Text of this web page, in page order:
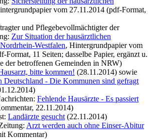
vom 27.11.2014 (pdf-Format,
und Pflegebevollmächtigter der
Zur Situation der hausärztlichen
Westfalen, Hintergrundpapier vom
Format, 11 Seiten; dasselbe Papier, ergänzt u.
der betroffenen Gemeinden in NRW)
bitte kommen! (28.11.2014) sowie
Deutschland - Die Kommunen sind gefragt
Fehlende Hausärzte - Es passiert
22.11.2014)
Landärzte gesucht (22.11.2014)
Arzt werden auch ohne Einser-Abitur
Kommentar)